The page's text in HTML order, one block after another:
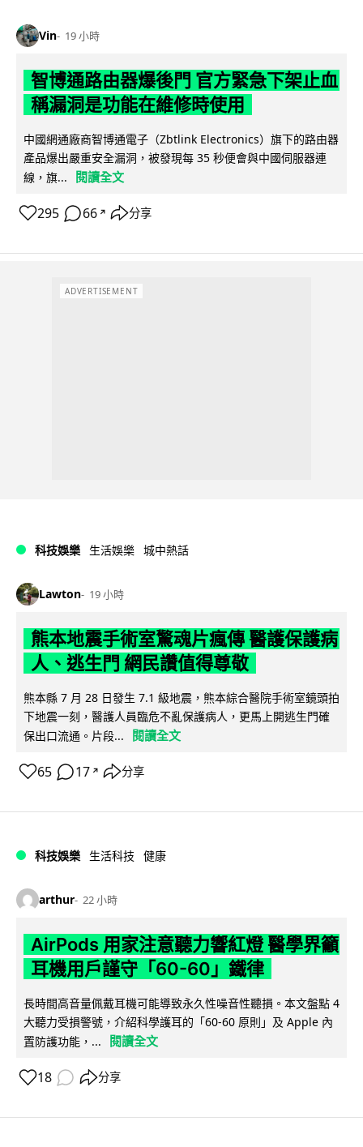
Vin 19 小時
智博通路由器爆後門 官方緊急下架止血
稱漏洞是功能在維修時使用
中國網通廠商智博通電子（Zbtlink Electronics）旗下的路由器
產品爆出嚴重安全漏洞，被發現每 35 秒便會與中國伺服器連
線，旗...
閱讀全文
295 66 ↗ 分享
ADVERTISEMENT
科技娛樂 生活娛樂 城中熱話
Lawton 19 小時
熊本地震手術室驚魂片瘋傳 醫護保護病
人、逃生門 網民讚值得尊敬
熊本縣 7 月 28 日發生 7.1 級地震，熊本綜合醫院手術室鏡頭拍
下地震一刻，醫護人員臨危不亂保護病人，更馬上開逃生門確
保出口流通。片段...
閱讀全文
65 17 ↗ 分享
科技娛樂 生活科技 健康
arthur 22 小時
AirPods 用家注意聽力響紅燈 醫學界籲
耳機用戶謹守「60-60」鐵律
長時間高音量佩戴耳機可能導致永久性噪音性聽損。本文盤點 4
大聽力受損警號，介紹科學護耳的「60-60 原則」及 Apple 內
置防護功能，...
閱讀全文
18 分享